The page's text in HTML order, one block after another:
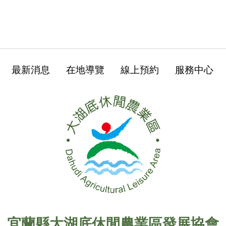
最新消息 在地導覽 線上預約 服務中心